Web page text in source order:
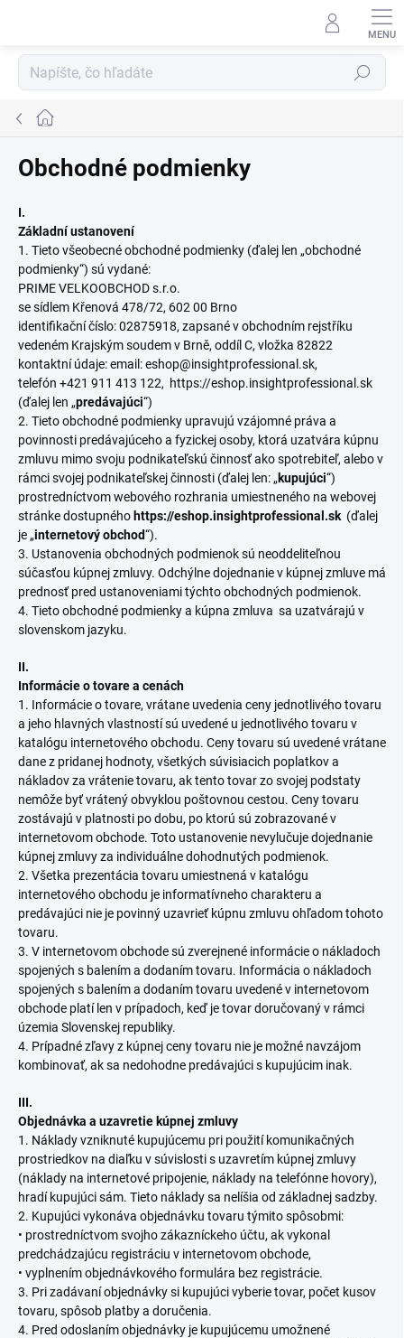
Hľadať
Domov
Obchodné podmienky
I.
Základní ustanovení
1. Tieto všeobecné obchodné podmienky (ďalej len „obchodné
podmienky“) sú vydané:
PRIME VELKOOBCHOD s.r.o.
se sídlem Křenová 478/72, 602 00 Brno
identifikační číslo: 02875918, zapsané v obchodním rejstříku
vedeném Krajským soudem v Brně, oddíl C, vložka 82822
kontaktní údaje: email: eshop@insightprofessional.sk,
telefón +421 911 413 122, https://eshop.insightprofessional.sk
(ďalej len „predávajúci“)
2. Tieto obchodné podmienky upravujú vzájomné práva a
povinnosti predávajúceho a fyzickej osoby, ktorá uzatvára kúpnu
zmluvu mimo svoju podnikateľskú činnosť ako spotrebiteľ, alebo v
rámci svojej podnikateľskej činnosti (ďalej len: „kupujúci“)
prostredníctvom webového rozhrania umiestneného na webovej
stránke dostupného https://eshop.insightprofessional.sk (ďalej
je „internetový obchod“).
3. Ustanovenia obchodných podmienok sú neoddeliteľnou
súčasťou kúpnej zmluvy. Odchýlne dojednanie v kúpnej zmluve má
prednosť pred ustanoveniami týchto obchodných podmienok.
4. Tieto obchodné podmienky a kúpna zmluva sa uzatvárajú v
slovenskom jazyku.
II.
Informácie o tovare a cenách
1. Informácie o tovare, vrátane uvedenia ceny jednotlivého tovaru
a jeho hlavných vlastností sú uvedené u jednotlivého tovaru v
katalógu internetového obchodu. Ceny tovaru sú uvedené vrátane
dane z pridanej hodnoty, všetkých súvisiacich poplatkov a
nákladov za vrátenie tovaru, ak tento tovar zo svojej podstaty
nemôže byť vrátený obvyklou poštovnou cestou. Ceny tovaru
zostávajú v platnosti po dobu, po ktorú sú zobrazované v
internetovom obchode. Toto ustanovenie nevylučuje dojednanie
kúpnej zmluvy za individuálne dohodnutých podmienok.
2. Všetka prezentácia tovaru umiestnená v katalógu
internetového obchodu je informatívneho charakteru a
predávajúci nie je povinný uzavrieť kúpnu zmluvu ohľadom tohoto
tovaru.
3. V internetovom obchode sú zverejnené informácie o nákladoch
spojených s balením a dodaním tovaru. Informácia o nákladoch
spojených s balením a dodaním tovaru uvedené v internetovom
obchode platí len v prípadoch, keď je tovar doručovaný v rámci
územia Slovenskej republiky.
4. Prípadné zľavy z kúpnej ceny tovaru nie je možné navzájom
kombinovať, ak sa nedohodne predávajúci s kupujúcim inak.
III.
Objednávka a uzavretie kúpnej zmluvy
1. Náklady vzniknuté kupujúcemu pri použití komunikačných
prostriedkov na diaľku v súvislosti s uzavretím kúpnej zmluvy
(náklady na internetové pripojenie, náklady na telefónne hovory),
hradí kupujúci sám. Tieto náklady sa nelíšia od základnej sadzby.
2. Kupujúci vykonáva objednávku tovaru týmito spôsobmi:
• prostredníctvom svojho zákazníckeho účtu, ak vykonal
predchádzajúcu registráciu v internetovom obchode,
• vyplnením objednávkového formulára bez registrácie.
3. Pri zadávaní objednávky si kupujúci vyberie tovar, počet kusov
tovaru, spôsob platby a doručenia.
4. Pred odoslaním objednávky je kupujúcemu umožnené